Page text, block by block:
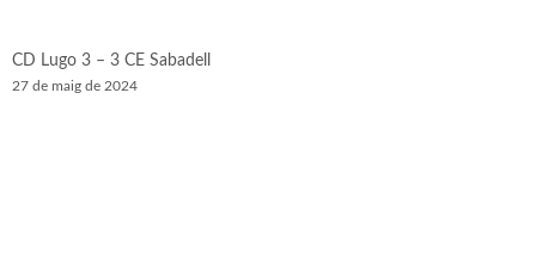
CD Lugo 3 – 3 CE Sabadell
27 de maig de 2024